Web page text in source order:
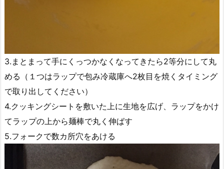
3.まとまって手にくっつかなくなってきたら2等分にして丸
める（１つはラップで包み冷蔵庫へ2枚目を焼くタイミング
で取り出してください）
4.クッキングシートを敷いた上に生地を広げ、ラップをかけ
てラップの上から麺棒で丸く伸ばす
5.フォークで数カ所穴をあける